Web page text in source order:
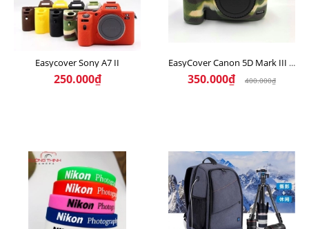
Easycover Sony A7 II
250.000₫
EasyCover Canon 5D Mark III / 5DS R / 5DS
350.000₫ 400.000₫